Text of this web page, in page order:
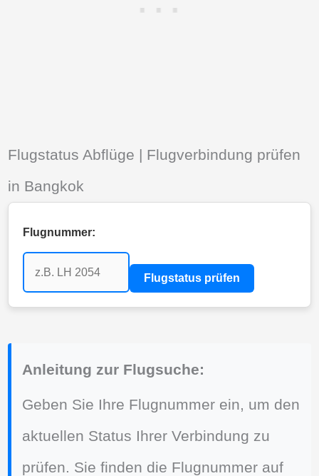
Flugstatus Abflüge | Flugverbindung prüfen
in Bangkok
Flugnummer:
Flugstatus prüfen
Anleitung zur Flugsuche:
Geben Sie Ihre Flugnummer ein, um den
aktuellen Status Ihrer Verbindung zu
prüfen. Sie finden die Flugnummer auf